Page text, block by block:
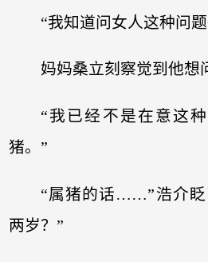
“我知道问女人这种问
妈妈桑立刻察觉到他想
“我已经不是在意这
猪。”
“属猪的话……”浩介眨
两岁？”